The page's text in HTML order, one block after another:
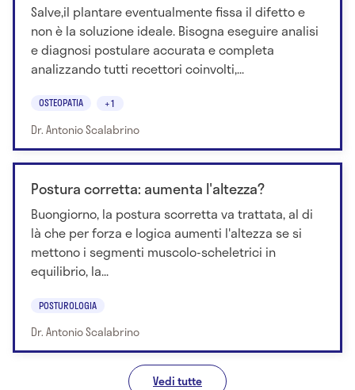
Salve,il plantare eventualmente fissa il difetto e
non è la soluzione ideale. Bisogna eseguire analisi
e diagnosi postulare accurata e completa
analizzando tutti recettori coinvolti,...
OSTEOPATIA +1
Dr. Antonio Scalabrino
Postura corretta: aumenta l'altezza?
Buongiorno, la postura scorretta va trattata, al di
là che per forza e logica aumenti l'altezza se si
mettono i segmenti muscolo-scheletrici in
equilibrio, la...
POSTUROLOGIA
Dr. Antonio Scalabrino
Vedi tutte